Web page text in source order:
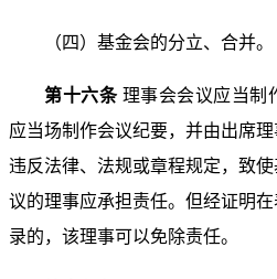
（四）基金会的分立、合并。
第十六条理事会会议应当制
应当场制作会议纪要，并由出席
违反法律、法规或章程规定，致
议的理事应承担责任。但经证明
录的，该理事可以免除责任。